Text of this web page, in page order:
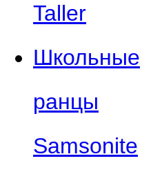
Taller
Школьные
ранцы
Samsonite